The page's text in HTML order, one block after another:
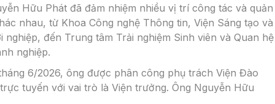
Hữu Phát đã đảm nhiệm nhiều vị trí công tác và quản
nhau, từ Khoa Công nghệ Thông tin, Viện Sáng tạo và
nghiệp, đến Trung tâm Trải nghiệm Sinh viên và Quan hệ
nghiệp.
6/2026, ông được phân công phụ trách Viện Đào
tuyến với vai trò là Viện trưởng. Ông Nguyễn Hữu